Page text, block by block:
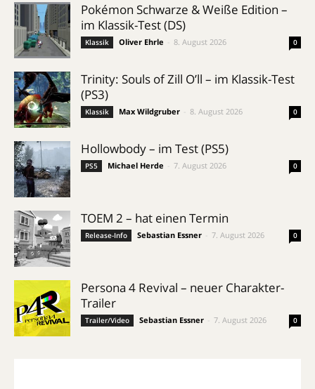
Pokémon Schwarze & Weiße Edition –
im Klassik-Test (DS)
Klassik Oliver Ehrle 8. August 2026 0
Trinity: Souls of Zill O’ll – im Klassik-Test
(PS3)
Klassik Max Wildgruber 8. August 2026 0
Hollowbody – im Test (PS5)
PS5 Michael Herde 7. August 2026 0
TOEM 2 – hat einen Termin
Release-Info Sebastian Essner 7. August 2026 0
Persona 4 Revival – neuer Charakter-
Trailer
Trailer/Video Sebastian Essner 7. August 2026 0